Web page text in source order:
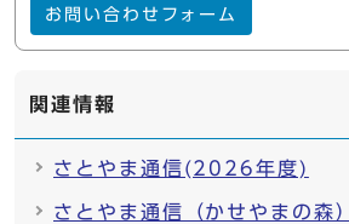
お問い合わせフォーム
関連情報
さとやま通信(2026年度)
さとやま通信（かせやまの森）